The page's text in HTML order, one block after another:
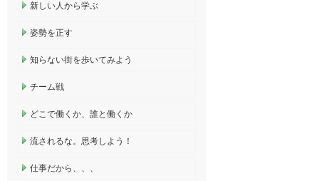
新しい人から学ぶ
姿勢を正す
知らない街を歩いてみよう
チーム戦
どこで働くか、誰と働くか
流されるな。思考しよう！
仕事だから、、、